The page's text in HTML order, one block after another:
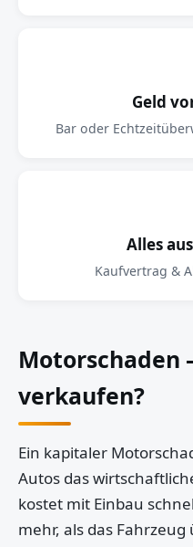
Geld
Bar oder
Alles
Kaufvertrag &
Motorschaden
verkaufen?
Ein kapitaler
Autos das
kostet mit Einbau
mehr, als das